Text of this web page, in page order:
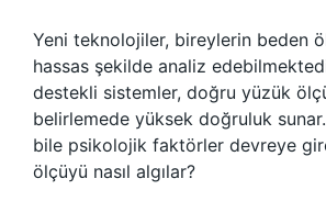
Yeni teknolojiler, bireylerin beden
hassas şekilde analiz
destekli sistemler, doğru yüzük
belirlemede yüksek doğruluk
bile psikolojik faktörler devreye
ölçüyü nasıl algılar?